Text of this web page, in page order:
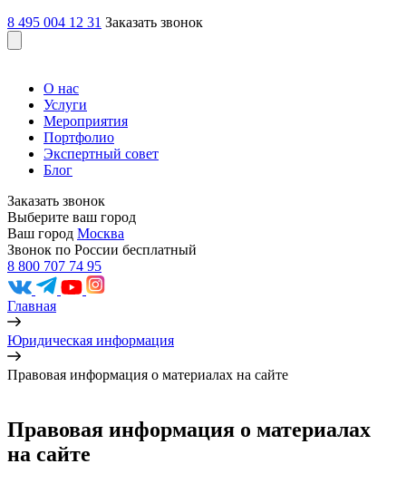
8 495 004 12 31 Заказать звонок
О нас
Услуги
Мероприятия
Портфолио
Экспертный совет
Блог
Заказать звонок
Выберите ваш город
Ваш город Москва
Звонок по России бесплатный
8 800 707 74 95
Главная
Юридическая информация
Правовая информация о материалах на сайте
Правовая информация о материалах
на сайте